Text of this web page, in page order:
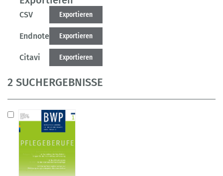
CSV Exportieren
Endnote Exportieren
Citavi Exportieren
2 SUCHERGEBNISSE